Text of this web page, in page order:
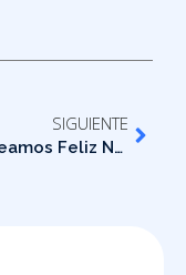
SIGUIENTE
Os deseamos Feliz Navidad